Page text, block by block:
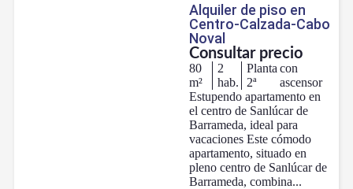
Alquiler de piso en
Centro-Calzada-Cabo
Noval
Consultar precio
80
m²
2
hab.
Planta
2ª
con
ascensor
Estupendo apartamento en
el centro de Sanlúcar de
Barrameda, ideal para
vacaciones Este cómodo
apartamento, situado en
pleno centro de Sanlúcar de
Barrameda, combina...